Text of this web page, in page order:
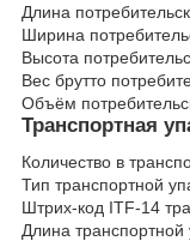
Длина
Ширина
Высота
Вес брутто
Объём
Транспортная
Количество в
Тип транспортной
Штрих-код ITF-14
Длина транспортной